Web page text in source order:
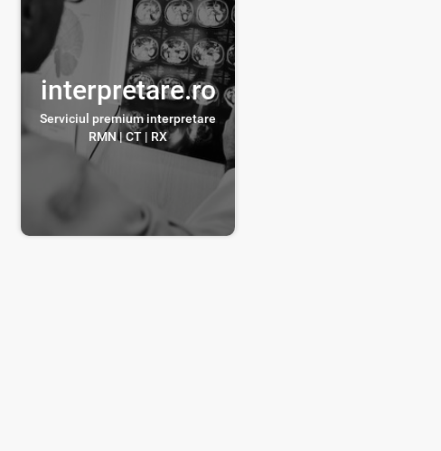
interpretare.ro
Serviciul premium interpretare
RMN | CT | RX